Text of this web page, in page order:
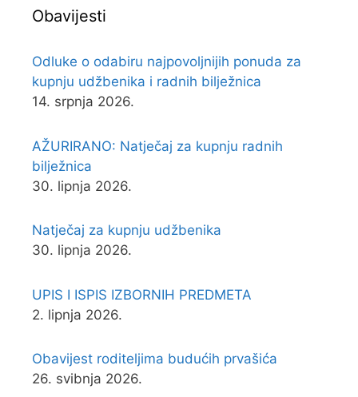
Obavijesti
Odluke o odabiru najpovoljnijih ponuda za
kupnju udžbenika i radnih bilježnica
14. srpnja 2026.
AŽURIRANO: Natječaj za kupnju radnih
bilježnica
30. lipnja 2026.
Natječaj za kupnju udžbenika
30. lipnja 2026.
UPIS I ISPIS IZBORNIH PREDMETA
2. lipnja 2026.
Obavijest roditeljima budućih prvašića
26. svibnja 2026.